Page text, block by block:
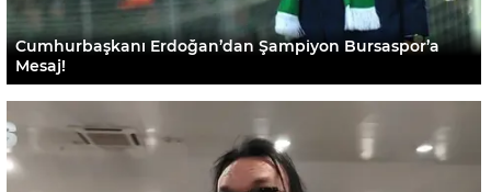
Cumhurbaşkanı Erdoğan’dan Şampiyon Bursaspor’a
Mesaj!